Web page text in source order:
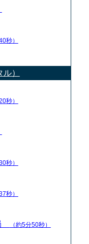
秒）
）
秒）
秒）
秒）
（約5分50秒）